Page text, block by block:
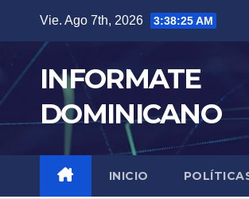
content
Vie. Ago 7th, 2026 3:38:26 AM
INFORMATE
DOMINICANO
INICIO